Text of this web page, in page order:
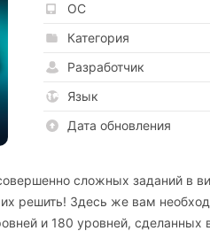
ОС
Категория
Разработчик
Язык
Дата обновления
сложных заданий в
решить! Здесь же вам
и 180 уровней,